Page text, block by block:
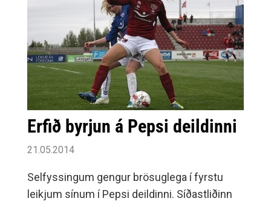
Erfið byrjun á Pepsi deildinni
21.05.2014
Selfyssingum gengur brösuglega í fyrstu
leikjum sínum í Pepsi deildinni. Síðastliðinn